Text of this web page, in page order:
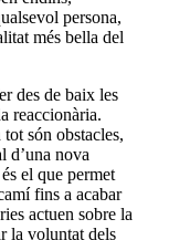
persona,
més bella del
des de baix les
reaccionària.
són obstacles,
d’una nova
el que permet
fins a acabar
actuen sobre la
la voluntat dels